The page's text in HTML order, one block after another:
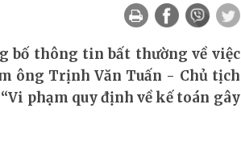
bố thông tin bất thường về việc
ông Trịnh Văn Tuấn - Chủ tịch
phạm quy định về kế toán gây